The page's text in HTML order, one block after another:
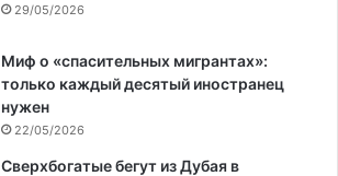
29/05/2026
Миф о «спасительных мигрантах»:
только каждый десятый иностранец
нужен
22/05/2026
Сверхбогатые бегут из Дубая в